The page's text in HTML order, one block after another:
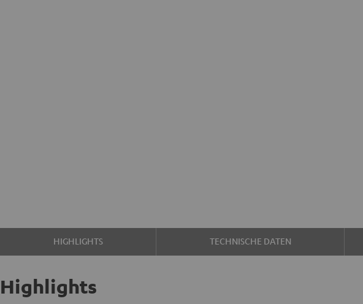
HIGHLIGHTS TECHNISCHE DATEN
Highlights